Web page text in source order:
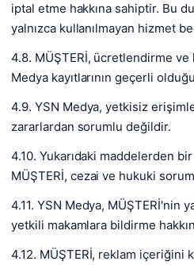
iptal etme hakkına sahiptir. Bu
yalnızca kullanılmayan hizmet
4.8. MÜŞTERİ, ücretlendirme ve
Medya kayıtlarının geçerli
4.9. YSN Medya, yetkisiz
zararlardan sorumlu değildir.
4.10. Yukarıdaki maddelerden
MÜŞTERİ, cezai ve hukuki
4.11. YSN Medya, MÜŞTERİ'nin
yetkili makamlara bildirme
4.12. MÜŞTERİ, reklam içeriğini